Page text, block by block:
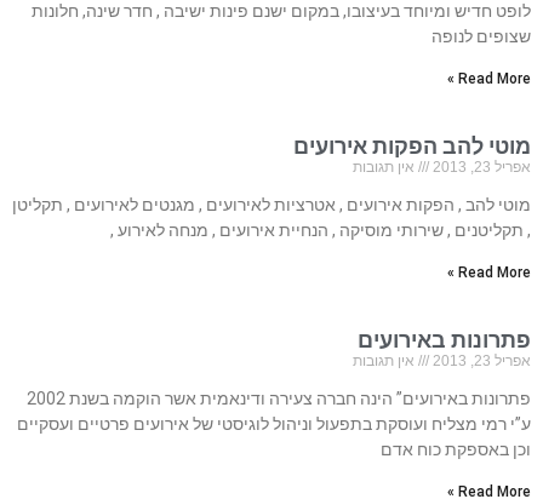
לופט חדיש ומיוחד בעיצובו, במקום ישנם פינות ישיבה , חדר שינה, חלונות
שצופים לנופה
Read More »
מוטי להב הפקות אירועים
אפריל 23, 2013 אין תגובות
מוטי להב , הפקות אירועים , אטרציות לאירועים , מגנטים לאירועים , תקליטן
, תקליטנים , שירותי מוסיקה , הנחיית אירועים , מנחה לאירוע ,
Read More »
פתרונות באירועים
אפריל 23, 2013 אין תגובות
פתרונות באירועים” הינה חברה צעירה ודינאמית אשר הוקמה בשנת 2002
ע”י רמי מצליח ועוסקת בתפעול וניהול לוגיסטי של אירועים פרטיים ועסקיים
וכן באספקת כוח אדם
Read More »